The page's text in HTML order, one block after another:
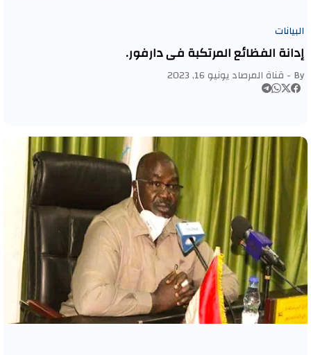
البيانات
إدانة الفظائع المرتكبة في دارفور.
By - قناة المرصاديونيو 16, 2023